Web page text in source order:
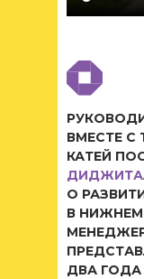
ВМЕСТЕ С
КАТЕЙ
О
В
ДВА